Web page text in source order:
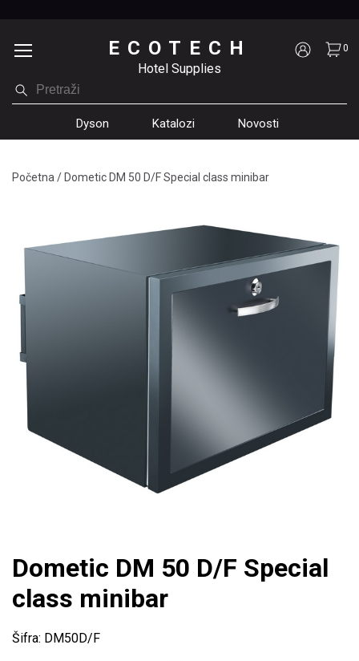
Dyson Katalozi Novosti
ECOTECH
Hotel Supplies
0
Početna /Dometic DM 50 D/F Special class minibar
Dometic DM 50 D/F Special
class minibar
Šifra: DM50D/F